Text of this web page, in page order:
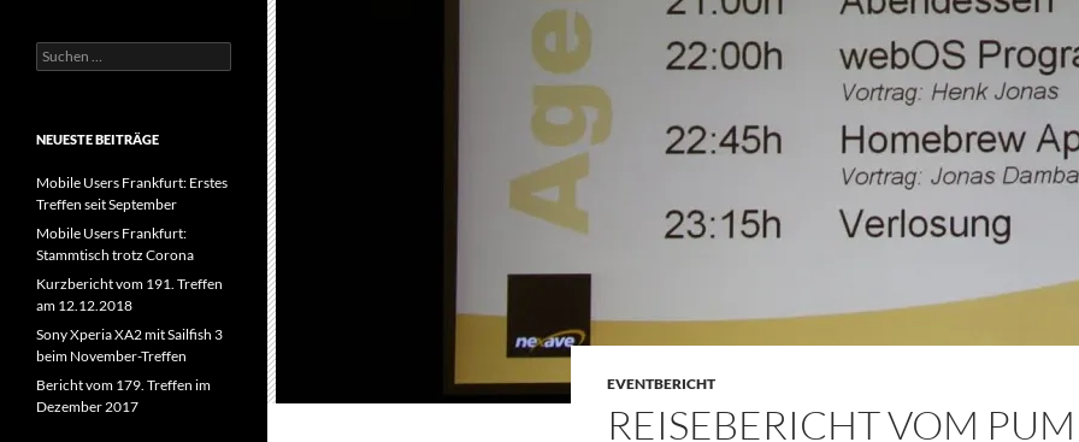
EVENTBERICHT
REISEBERICHT VOM
Suchen
nach:
NEUESTE BEITRÄGE
Mobile Users Frankfurt: Erstes
Treffen seit September
Mobile Users Frankfurt:
Stammtisch trotz Corona
Kurzbericht vom 191. Treffen
am 12.12.2018
Sony Xperia XA2 mit Sailfish 3
beim November-Treffen
Bericht vom 179. Treffen im
Dezember 2017